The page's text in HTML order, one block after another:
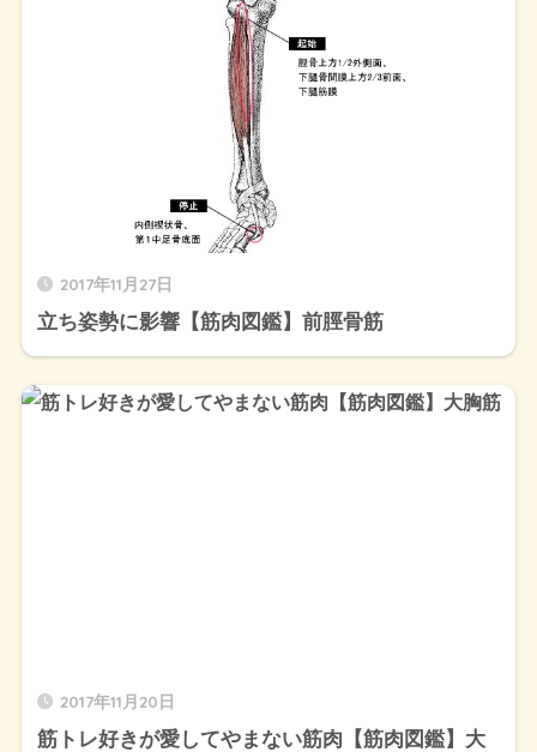
2017年11月27日
立ち姿勢に影響【筋肉図鑑】前脛骨筋
2017年11月20日
筋トレ好きが愛してやまない筋肉【筋肉図鑑】大